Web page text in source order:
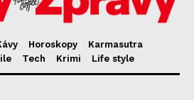
Horoskopy
Karmasutra
Tech Krimi Life style